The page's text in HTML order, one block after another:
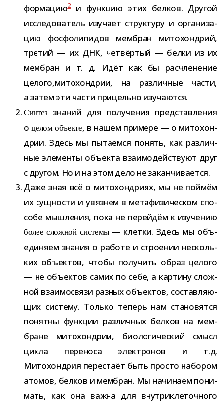
фор­ма­цию2и функ­цию этих бел­ков. Другой
иссле­до­ва­тель изу­чает струк­туру и орга­ни­за­
цию фос­фо­ли­пи­дов мем­бран мито­хон­дрий,
тре­тий — их ДНК, чет­вёр­тый — белки из их
мем­бран и т. д. Идёт как бы рас­чле­не­ние
целого,митохондрии, на раз­лич­ные части,
а затем эти части при­цельно изучаются.
Синтез зна­ний для полу­че­ния пред­став­ле­ния
оцелом объ­екте, в нашем при­мере — о мито­хон­
дрии. Здесь мы пыта­емся понять, как раз­лич­
ные эле­менты объ­екта вза­и­мо­дей­ствуют друг
с дру­гом. Но и на этом дело не заканчивается.
Даже зная всё о мито­хон­дриях, мы не пой­мём
их сущ­но­сти и увяз­нем в мета­фи­зи­че­ском спо­
собе мыш­ле­ния, пока не перей­дём к изу­че­нию
более слож­ной системы — клетки. Здесь мы объ­
еди­няем зна­ния о работе и стро­е­нии несколь­
ких объ­ек­тов, чтобы полу­чить образ целого
— не объ­ек­тов самих по себе, а кар­тину слож­
ной вза­и­мо­связи раз­ных объ­ек­тов, состав­ля­ю­
щих систему. Только теперь нам ста­но­вятся
понятны функ­ции раз­лич­ных бел­ков на мем­
бране мито­хон­дрии, био­ло­ги­че­ский смысл
цикла пере­носа элек­тро­нов и т.д.
Митохондрия пере­стаёт быть про­сто набо­ром
ато­мов, бел­ков и мем­бран. Мы начи­наем пони­
мать, как она важна для внут­ри­кле­точ­ного